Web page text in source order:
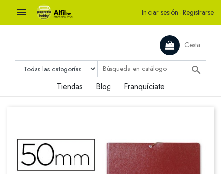
 Iniciar sesión · Registrarse
Cesta

Tiendas Blog Franquíciate